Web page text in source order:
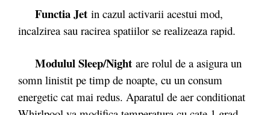
Functia Jet in cazul activarii acestui mod,
incalzirea sau racirea spatiilor se realizeaza rapid.
Modulul Sleep/Night are rolul de a asigura un
somn linistit pe timp de noapte, cu un consum
energetic cat mai redus. Aparatul de aer conditionat